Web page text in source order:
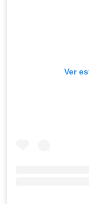
Ver